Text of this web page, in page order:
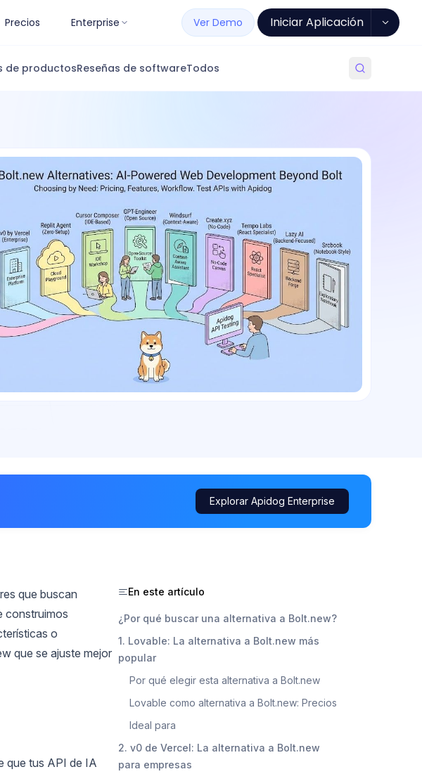
Precios Enterprise Ver Demo Iniciar Aplicación
de productosReseñas de softwareTodos
Explorar Apidog Enterprise
que buscan
construimos
o
que se ajuste mejor
que tus API de IA
En este artículo
¿Por qué buscar una alternativa a Bolt.new?
1. Lovable: La alternativa a Bolt.new más
popular
Por qué elegir esta alternativa a Bolt.new
Lovable como alternativa a Bolt.new: Precios
Ideal para
2. v0 de Vercel: La alternativa a Bolt.new
para empresas